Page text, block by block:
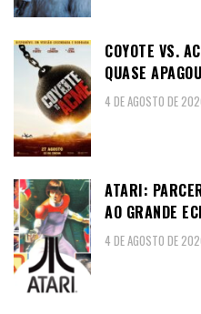
COYOTE VS.
QUASE APAGOU
4 DE AGOSTO DE
ATARI:
AO GRANDE
4 DE AGOSTO DE